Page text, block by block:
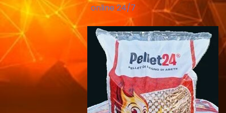
online 24/7